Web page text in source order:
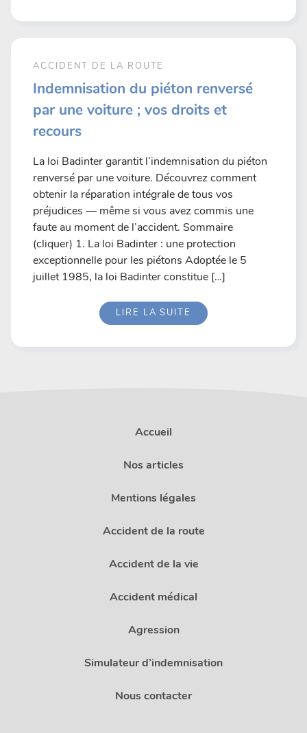
ACCIDENT DE LA ROUTE
Indemnisation du piéton renversé
par une voiture ; vos droits et
recours
La loi Badinter garantit l’indemnisation du piéton
renversé par une voiture. Découvrez comment
obtenir la réparation intégrale de tous vos
préjudices — même si vous avez commis une
faute au moment de l’accident. Sommaire
(cliquer) 1. La loi Badinter : une protection
exceptionnelle pour les piétons Adoptée le 5
juillet 1985, la loi Badinter constitue […]
LIRE LA SUITE
Accueil
Nos articles
Mentions légales
Accident de la route
Accident de la vie
Accident médical
Agression
Simulateur d’indemnisation
Nous contacter